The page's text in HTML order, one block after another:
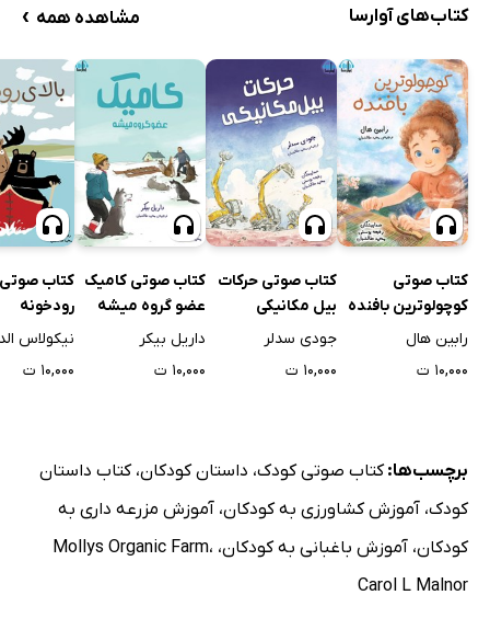
کتاب‌های آوارسا مشاهده همه ›
کتاب صوتی
کوچولوترین بافنده
رابین هال
۱۰,۰۰۰ ت
کتاب صوتی حرکات
بیل مکانیکی
جودی سدلر
۱۰,۰۰۰ ت
کتاب صوتی کامیک
عضو گروه میشه
داریل بیکر
۱۰,۰۰۰ ت
کتاب صوتی
رودخونه
نیکولاس
۱۰,۰۰۰ ت
برچسب‌ها:کتاب صوتی کودک، داستان کودکان،کتاب داستان
کودک، آموزش کشاورزی به کودکان، آموزش مزرعه داری به
کودکان، آموزش باغبانی به کودکان، Mollys Organic Farm،
Carol L Malnor